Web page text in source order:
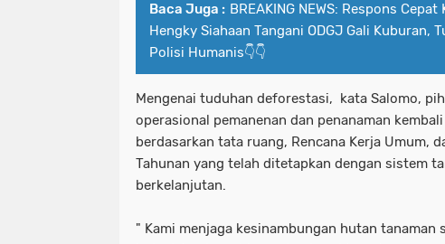
Baca Juga : BREAKING NEWS: Respons Cepat
Hengky Siahaan Tangani ODGJ Gali Kuburan,
Polisi Humanis👇👇
Mengenai tuduhan deforestasi, kata Salomo,
operasional pemanenan dan penanaman
berdasarkan tata ruang, Rencana Kerja Umum,
Tahunan yang telah ditetapkan dengan sistem
berkelanjutan.
" Kami menjaga kesinambungan hutan tanaman